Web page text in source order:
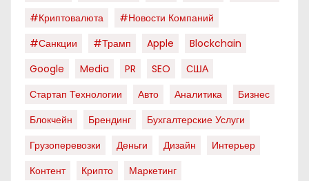
#криптовалюта
#новости Компаний
#санкции
#трамп Apple
Blockchain
Google
Media PR SEO
США
Стартап Технологии
Авто Аналитика
Бизнес
Блокчейн
Брендинг
Бухгалтерские Услуги
Грузоперевозки
Деньги Дизайн
Интерьер
Контент
Крипто
Маркетинг